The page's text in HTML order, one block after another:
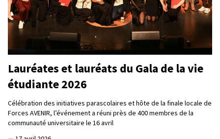
Lauréates et lauréats du Gala de la vie
étudiante 2026
Célébration des initiatives parascolaires et hôte de la finale locale de
Forces AVENIR, l’événement a réuni près de 400 membres de la
communauté universitaire le 16 avril